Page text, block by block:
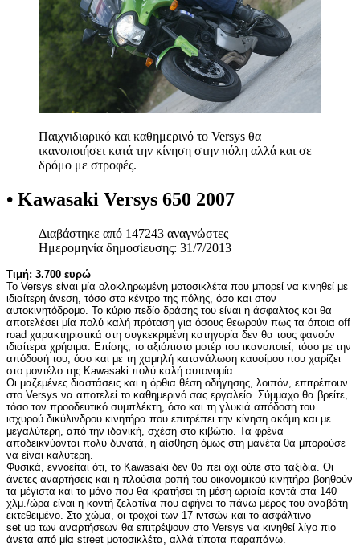
Παιχνιδιαρικό και καθημερινό το Versys θα
ικανοποιήσει κατά την κίνηση στην πόλη αλλά και σε
δρόμο με στροφές.
• Kawasaki Versys 650 2007
Διαβάστηκε από 147243 αναγνώστες
Ημερομηνία δημοσίευσης: 31/7/2013
Τιμή: 3.700 ευρώ
Το Versys είναι μία ολοκληρωμένη μοτοσικλέτα που μπορεί να κινηθεί με
ιδιαίτερη άνεση, τόσο στο κέντρο της πόλης, όσο και στον
αυτοκινητόδρομο. Το κύριο πεδίο δράσης του είναι η άσφαλτος και θα
αποτελέσει μία πολύ καλή πρόταση για όσους θεωρούν πως τα όποια off
road χαρακτηριστικά στη συγκεκριμένη κατηγορία δεν θα τους φανούν
ιδιαίτερα χρήσιμα. Επίσης, το αξιόπιστο μοτέρ του ικανοποιεί, τόσο με την
απόδοσή του, όσο και με τη χαμηλή κατανάλωση καυσίμου που χαρίζει
στο μοντέλο της Kawasaki πολύ καλή αυτονομία.
Οι μαζεμένες διαστάσεις και η όρθια θέση οδήγησης, λοιπόν, επιτρέπουν
στο Versys να αποτελεί το καθημερινό σας εργαλείο. Σύμμαχο θα βρείτε,
τόσο τον προοδευτικό συμπλέκτη, όσο και τη γλυκιά απόδοση του
ισχυρού δικύλινδρου κινητήρα που επιτρέπει την κίνηση ακόμη και με
μεγαλύτερη, από την ιδανική, σχέση στο κιβώτιο. Τα φρένα
αποδεικνύονται πολύ δυνατά, η αίσθηση όμως στη μανέτα θα μπορούσε
να είναι καλύτερη.
Φυσικά, εννοείται ότι, το Kawasaki δεν θα πει όχι ούτε στα ταξίδια. Οι
άνετες αναρτήσεις και η πλούσια ροπή του οικονομικού κινητήρα βοηθούν
τα μέγιστα και το μόνο που θα κρατήσει τη μέση ωριαία κοντά στα 140
χλμ./ώρα είναι η κοντή ζελατίνα που αφήνει το πάνω μέρος του αναβάτη
εκτεθειμένο. Στο χώμα, οι τροχοί των 17 ιντσών και το ασφάλτινο
set up των αναρτήσεων θα επιτρέψουν στο Versys να κινηθεί λίγο πιο
άνετα από μία street μοτοσικλέτα, αλλά τίποτα παραπάνω.